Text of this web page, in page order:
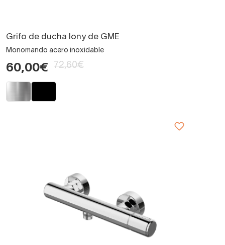
Grifo de ducha Iony de GME
Monomando acero inoxidable
60,00€ 72,60€